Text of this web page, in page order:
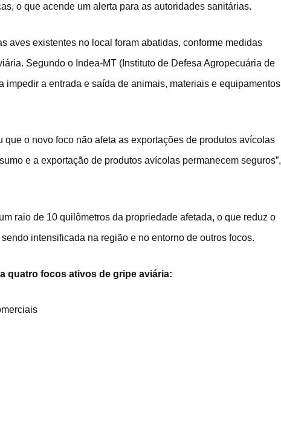
o que acende um alerta para as autoridades sanitárias.
aves existentes no local foram abatidas, conforme medidas
Segundo o Indea-MT (Instituto de Defesa Agropecuária de
impedir a entrada e saída de animais, materiais e equipamentos
o novo foco não afeta as exportações de produtos avícolas
e a exportação de produtos avícolas permanecem seguros”,
raio de 10 quilômetros da propriedade afetada, o que reduz o
intensificada na região e no entorno de outros focos.
quatro focos ativos de gripe aviária: